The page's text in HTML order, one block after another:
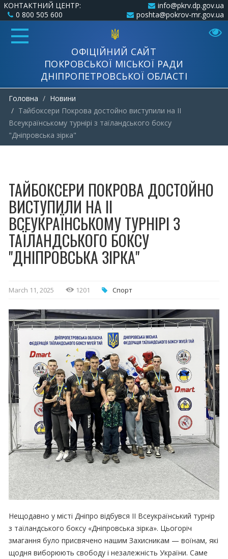
КОНТАКТНИЙ ЦЕНТР:
0 800 505 600
info@pkrv.dp.gov.ua
poshta@pokrov-mr.gov.ua
ОФІЦІЙНИЙ САЙТ
ПОКРОВСЬКОЇ МІСЬКОЇ РАДИ
ДНІПРОПЕТРОВСЬКОЇ ОБЛАСТІ
Головна
Новини
Тайбоксери Покрова достойно виступили на ІІ
Всеукраїнському турнірі з таїландського боксу
"Дніпровська зірка"
ТАЙБОКСЕРИ ПОКРОВА ДОСТОЙНО
ВИСТУПИЛИ НА ІІ
ВСЕУКРАЇНСЬКОМУ ТУРНІРІ З
ТАЇЛАНДСЬКОГО БОКСУ
"ДНІПРОВСЬКА ЗІРКА"
March 11, 2025 1201 Спорт
Нещодавно у місті Дніпро відбувся ІІ Всеукраїнський турнір
з таїландського боксу «Дніпровська зірка». Цьогоріч
змагання було присвячено нашим Захисникам — воїнам, які
щодня виборюють свободу і незалежність України. Саме